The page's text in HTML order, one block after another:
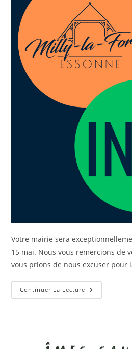
Votre mairie sera
15 mai. Nous vous remercions de
vous prions de nous excuser pour
Continuer La Lecture